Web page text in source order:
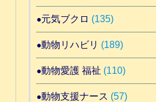
元気ブクロ (135)
動物リハビリ (189)
動物愛護 福祉 (110)
動物支援ナース (57)